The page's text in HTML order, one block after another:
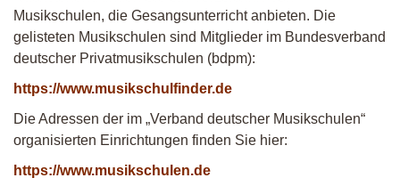
Musikschulen, die Gesangsunterricht anbieten. Die
gelisteten Musikschulen sind Mitglieder im Bundesverband
deutscher Privatmusikschulen (bdpm):
https://www.musikschulfinder.de
Die Adressen der im „Verband deutscher Musikschulen“
organisierten Einrichtungen finden Sie hier:
https://www.musikschulen.de